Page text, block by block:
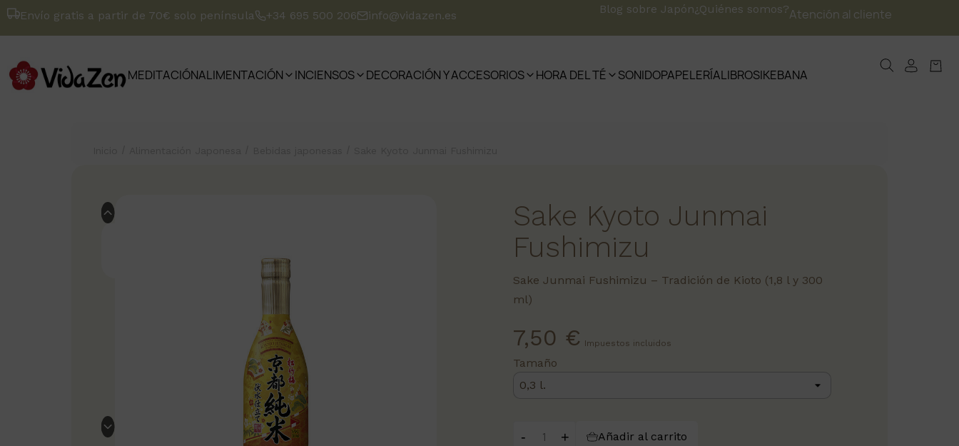
Envío gratis a partir de 70€ solo península +34 695 500 206 info@vidazen.es Blog sobre Japón¿Quiénes somos?Atención al cliente
MEDITACIÓNALIMENTACIÓN INCIENSOS DECORACIÓN Y ACCESORIOS HORA DEL TÉ SONIDOPAPELERÍALIBROSIKEBANA
Sake Kyoto Junmai
Fushimizu
Sake Junmai Fushimizu – Tradición de Kioto (1,8 l y 300
ml)
7,50 € Impuestos incluidos
Tamaño
- + Añadir al carrito